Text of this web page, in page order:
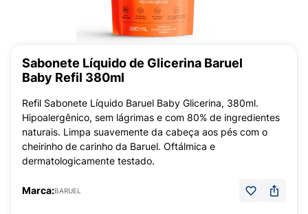
Sabonete Líquido de Glicerina Baruel
Baby Refil 380ml
Refil Sabonete Líquido Baruel Baby Glicerina, 380ml.
Hipoalergênico, sem lágrimas e com 80% de ingredientes
naturais. Limpa suavemente da cabeça aos pés com o
cheirinho de carinho da Baruel. Oftálmica e
dermatologicamente testado.
Marca:BARUEL